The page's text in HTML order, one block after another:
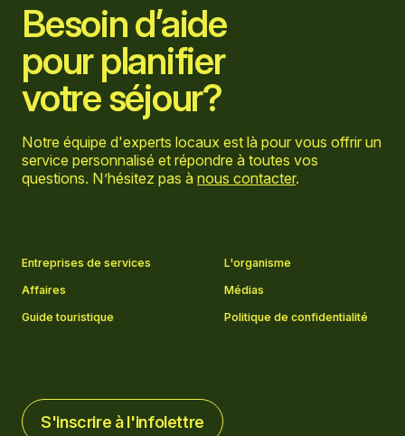
Besoin d’aide
pour planifier
votre séjour?
Notre équipe d'experts locaux est là pour vous offrir un
service personnalisé et répondre à toutes vos
questions. N’hésitez pas à nous contacter.
Entreprises de services
L'organisme
Affaires
Médias
Guide touristique
Politique de confidentialité
S'inscrire à l'infolettre